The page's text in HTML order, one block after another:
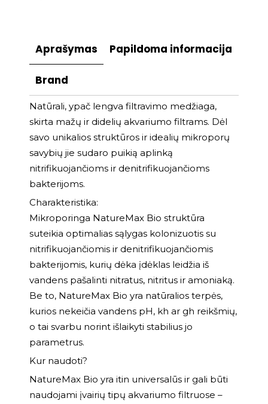
Aprašymas Papildoma informacija
Brand
Natūrali, ypač lengva filtravimo medžiaga,
skirta mažų ir didelių akvariumo filtrams. Dėl
savo unikalios struktūros ir idealių mikroporų
savybių jie sudaro puikią aplinką
nitrifikuojančioms ir denitrifikuojančioms
bakterijoms.
Charakteristika:
Mikroporinga NatureMax Bio struktūra
suteikia optimalias sąlygas kolonizuotis su
nitrifikuojančiomis ir denitrifikuojančiomis
bakterijomis, kurių dėka įdėklas leidžia iš
vandens pašalinti nitratus, nitritus ir amoniaką.
Be to, NatureMax Bio yra natūralios terpės,
kurios nekeičia vandens pH, kh ar gh reikšmių,
o tai svarbu norint išlaikyti stabilius jo
parametrus.
Kur naudoti?
NatureMax Bio yra itin universalūs ir gali būti
naudojami įvairių tipų akvariumo filtruose –